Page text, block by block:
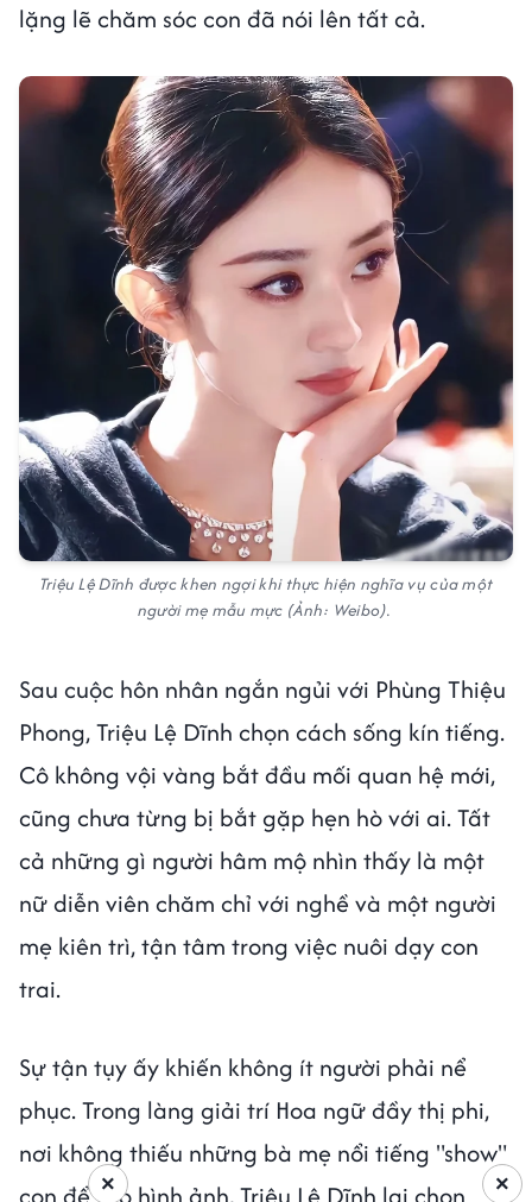
lặng lẽ chăm sóc con đã nói lên tất cả.
Triệu Lệ Dĩnh được khen ngợi khi thực hiện nghĩa vụ của một
người mẹ mẫu mực (Ảnh: Weibo).
Sau cuộc hôn nhân ngắn ngủi với Phùng Thiệu
Phong, Triệu Lệ Dĩnh chọn cách sống kín tiếng.
Cô không vội vàng bắt đầu mối quan hệ mới,
cũng chưa từng bị bắt gặp hẹn hò với ai. Tất
cả những gì người hâm mộ nhìn thấy là một
nữ diễn viên chăm chỉ với nghề và một người
mẹ kiên trì, tận tâm trong việc nuôi dạy con
trai.
Sự tận tụy ấy khiến không ít người phải nể
phục. Trong làng giải trí Hoa ngữ đầy thị phi,
nơi không thiếu những bà mẹ nổi tiếng "show"
×
×